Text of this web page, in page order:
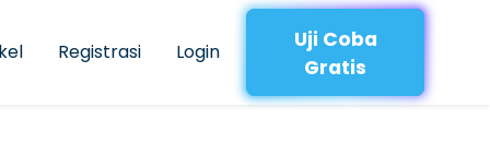
Registrasi Login
Uji Coba
Gratis